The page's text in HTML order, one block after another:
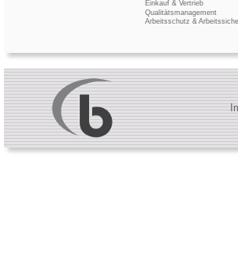
Einkauf & Vertrieb
Qualitätsmanagement
Arbeitsschutz &